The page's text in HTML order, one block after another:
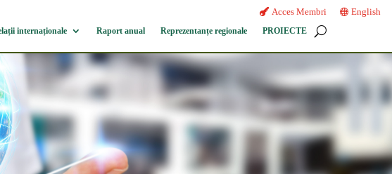
Acces Membri English
internaționale Raport anual Reprezentanțe regionale PROIECTE